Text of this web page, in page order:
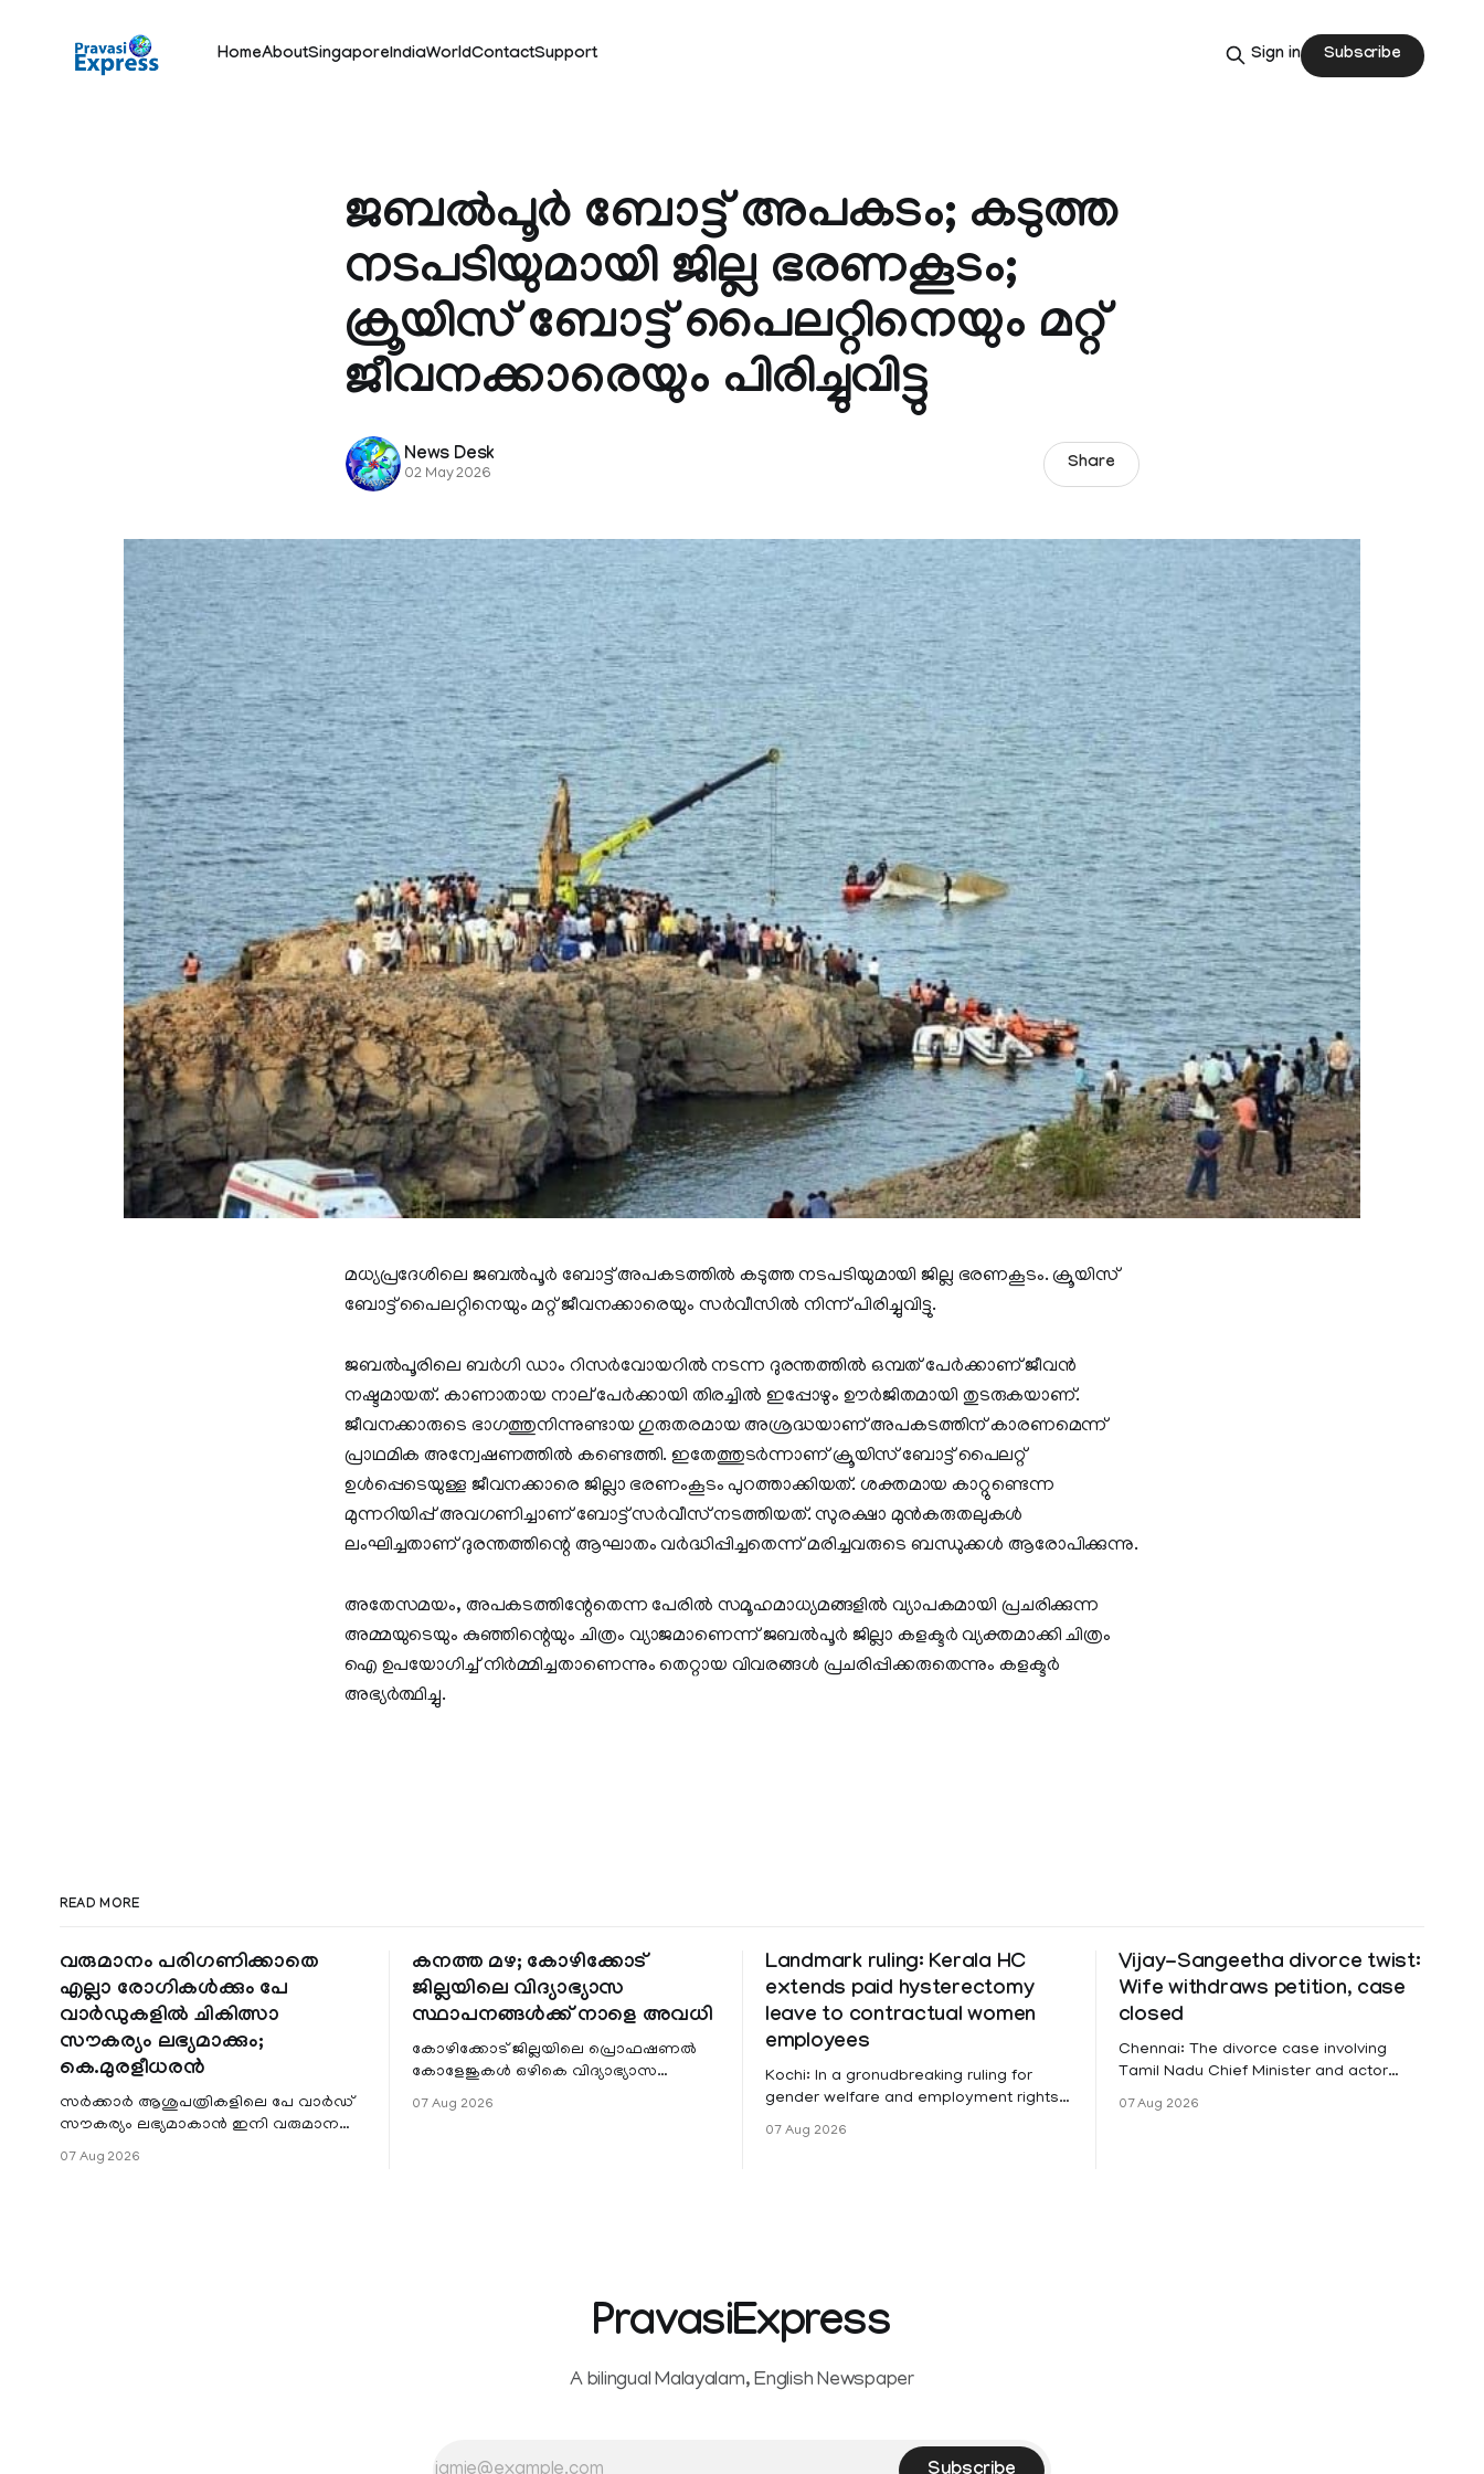
HomeAboutSingaporeIndiaWorldContactSupport Sign in Subscribe
ജബല്‍പൂര്‍ ബോട്ട് അപകടം; കടുത്ത
നടപടിയുമായി ജില്ല ഭരണകൂടം;
ക്രൂയിസ് ബോട്ട് പൈലറ്റിനെയും മറ്റ്
ജീവനക്കാരെയും പിരിച്ചുവിട്ടു
News Desk
02 May 2026
Share
മധ്യപ്രദേശിലെ ജബല്‍പൂര്‍ ബോട്ട് അപകടത്തില്‍ കടുത്ത നടപടിയുമായി ജില്ല ഭരണകൂടം. ക്രൂയിസ്
ബോട്ട് പൈലറ്റിനെയും മറ്റ് ജീവനക്കാരെയും സര്‍വീസില്‍ നിന്ന് പിരിച്ചുവിട്ടു.
ജബല്‍പൂരിലെ ബര്‍ഗി ഡാം റിസര്‍വോയറില്‍ നടന്ന ദുരന്തത്തില്‍ ഒമ്പത് പേര്‍ക്കാണ് ജീവന്‍
നഷ്ടമായത്. കാണാതായ നാല് പേര്‍ക്കായി തിരച്ചില്‍ ഇപ്പോഴും ഊര്‍ജിതമായി തുടരുകയാണ്.
ജീവനക്കാരുടെ ഭാഗത്തുനിന്നുണ്ടായ ഗുരുതരമായ അശ്രദ്ധയാണ് അപകടത്തിന് കാരണമെന്ന്
പ്രാഥമിക അന്വേഷണത്തില്‍ കണ്ടെത്തി. ഇതേത്തുടര്‍ന്നാണ് ക്രൂയിസ് ബോട്ട് പൈലറ്റ്
ഉള്‍പ്പെടെയുള്ള ജീവനക്കാരെ ജില്ലാ ഭരണംകൂടം പുറത്താക്കിയത്. ശക്തമായ കാറ്റുണ്ടെന്ന
മുന്നറിയിപ്പ് അവഗണിച്ചാണ് ബോട്ട് സര്‍വീസ് നടത്തിയത്. സുരക്ഷാ മുന്‍കരുതലുകള്‍
ലംഘിച്ചതാണ് ദുരന്തത്തിന്റെ ആഘാതം വര്‍ദ്ധിപ്പിച്ചതെന്ന് മരിച്ചവരുടെ ബന്ധുക്കള്‍ ആരോപിക്കുന്നു.
അതേസമയം, അപകടത്തിന്റേതെന്ന പേരില്‍ സമൂഹമാധ്യമങ്ങളില്‍ വ്യാപകമായി പ്രചരിക്കുന്ന
അമ്മയുടെയും കുഞ്ഞിന്റെയും ചിത്രം വ്യാജമാണെന്ന് ജബല്‍പൂര്‍ ജില്ലാ കളക്ടര്‍ വ്യക്തമാക്കി ചിത്രം
ഐ ഉപയോഗിച്ച് നിര്‍മ്മിച്ചതാണെന്നും തെറ്റായ വിവരങ്ങള്‍ പ്രചരിപ്പിക്കരുതെന്നും കളക്ടര്‍
അഭ്യര്‍ത്ഥിച്ചു.
READ MORE
വരുമാനം പരിഗണിക്കാതെ
എല്ലാ രോഗികൾക്കും പേ
വാർഡുകളിൽ ചികിത്സാ
സൗകര്യം ലഭ്യമാക്കും;
കെ.മുരളീധരൻ
സർക്കാർ ആശുപത്രികളിലെ പേ വാർഡ്
സൗകര്യം ലഭ്യമാകാൻ ഇനി വരുമാന
വരുമാനം പരിഗണിക്കാതെ എല്ലാ
07 Aug 2026
കനത്ത മഴ; കോഴിക്കോട്
ജില്ലയിലെ വിദ്യാഭ്യാസ
സ്ഥാപനങ്ങൾക്ക് നാളെ അവധി
കോഴിക്കോട് ജില്ലയിലെ പ്രൊഫഷണൽ
കോളേജുകൾ ഒഴികെ വിദ്യാഭ്യാസ
ജില്ലയിലെ മലയോര- തീരദേശ
07 Aug 2026
Landmark ruling: Kerala HC
extends paid hysterectomy
leave to contractual women
employees
Kochi: In a gronudbreaking ruling for
gender welfare and employment rights,
female contractual staff employed in
07 Aug 2026
Vijay-Sangeetha divorce twist:
Wife withdraws petition, case
closed
Chennai: The divorce case involving
Tamil Nadu Chief Minister and actor
Sowrnalingam has taken a new turn
07 Aug 2026
PravasiExpress
A bilingual Malayalam, English Newspaper